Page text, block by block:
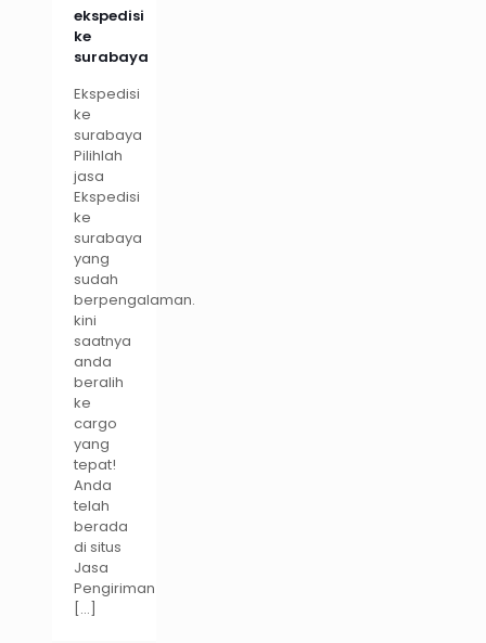
ekspedisi
ke
surabaya
Ekspedisi
ke
surabaya
Pilihlah
jasa
Ekspedisi
ke
surabaya
yang
sudah
berpengalaman.
kini
saatnya
anda
beralih
ke
cargo
yang
tepat!
Anda
telah
berada
di situs
Jasa
Pengiriman
[…]